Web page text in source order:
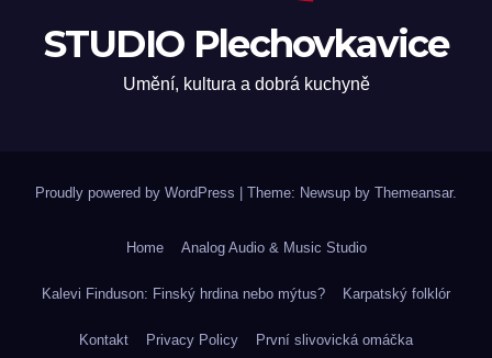
STUDIO Plechovkavice
Umění, kultura a dobrá kuchyně
Proudly powered by WordPress Theme: Newsup by Themeansar.
Home Analog Audio & Music Studio
Kalevi Finduson: Finský hrdina nebo mýtus? Karpatský folklór
Kontakt Privacy Policy První slivovická omáčka